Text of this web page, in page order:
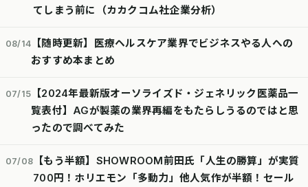
てしまう前に（カカクコム社企業分析）
08/14
【随時更新】医療ヘルスケア業界でビジネスやる人への
おすすめ本まとめ
07/15
【2024年最新版オーソライズド・ジェネリック医薬品一
覧表付】AGが製薬の業界再編をもたらしうるのではと思
ったので調べてみた
07/08
【もう半額】SHOWROOM前田氏「人生の勝算」が実質
700円！ホリエモン「多動力」他人気作が半額！セール